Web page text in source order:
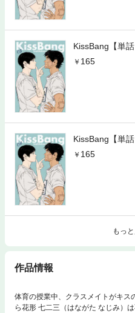
KissBang【単話
165
KissBang【単話
165
もっ
作品情報
体育の授業中、クラスメイトがキス
ら花形 七二三（はながた なじみ）